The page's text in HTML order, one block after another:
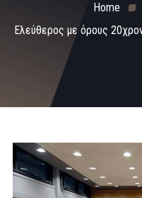
Home
Ελεύθερος με όρους